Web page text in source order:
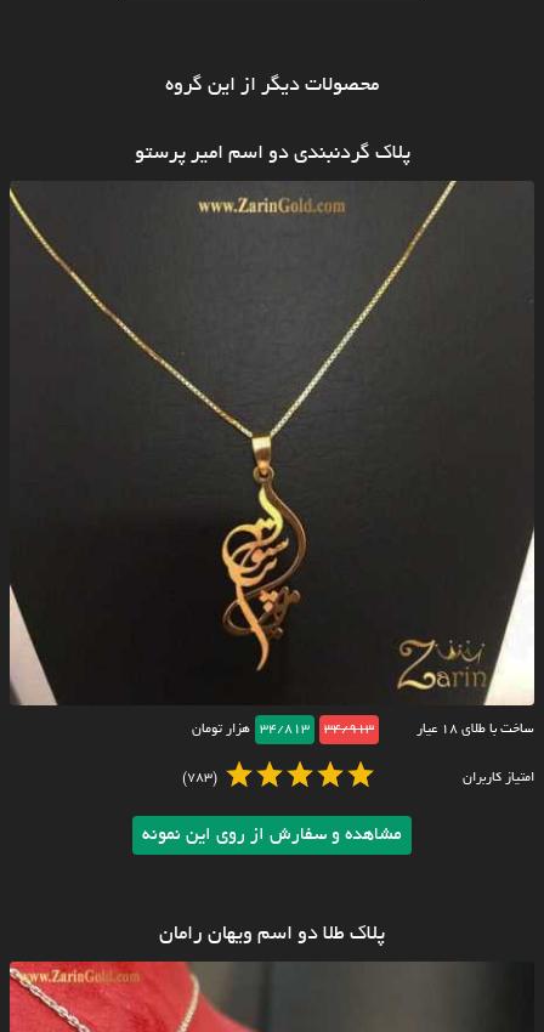
محصولات دیگر از این گروه
پلاک گردنبندی دو اسم امیر پرستو
ساخت با طلای ۱۸ عیار 34/913
34/813 هزار تومان
امتیاز کاربران (783)
مشاهده و سفارش از روی این نمونه
پلاک طلا دو اسم ویهان رامان